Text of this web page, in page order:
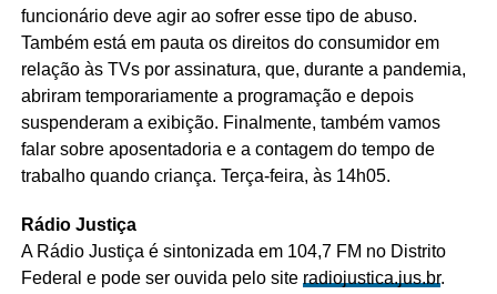
funcionário deve agir ao sofrer esse tipo de abuso.
Também está em pauta os direitos do consumidor em
relação às TVs por assinatura, que, durante a pandemia,
abriram temporariamente a programação e depois
suspenderam a exibição. Finalmente, também vamos
falar sobre aposentadoria e a contagem do tempo de
trabalho quando criança. Terça-feira, às 14h05.
Rádio Justiça
A Rádio Justiça é sintonizada em 104,7 FM no Distrito
Federal e pode ser ouvida pelo site radiojustica.jus.br.